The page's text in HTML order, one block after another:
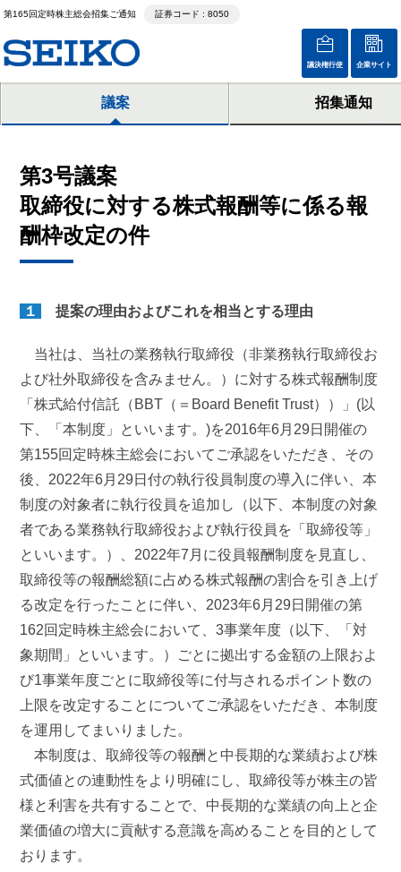
第165回定時株主総会招集ご通知 証券コード : 8050
議決権行使 企業サイト
議案 招集通知
第3号議案
取締役に対する株式報酬等に係る報
酬枠改定の件
１ 提案の理由およびこれを相当とする理由
当社は、当社の業務執行取締役（非業務執行取締役お
よび社外取締役を含みません。）に対する株式報酬制度
「株式給付信託（BBT（＝Board Benefit Trust））」(以
下、「本制度」といいます。)を2016年6月29日開催の
第155回定時株主総会においてご承認をいただき、その
後、2022年6月29日付の執行役員制度の導入に伴い、本
制度の対象者に執行役員を追加し（以下、本制度の対象
者である業務執行取締役および執行役員を「取締役等」
といいます。）、2022年7月に役員報酬制度を見直し、
取締役等の報酬総額に占める株式報酬の割合を引き上げ
る改定を行ったことに伴い、2023年6月29日開催の第
162回定時株主総会において、3事業年度（以下、「対
象期間」といいます。）ごとに拠出する金額の上限およ
び1事業年度ごとに取締役等に付与されるポイント数の
上限を改定することについてご承認をいただき、本制度
を運用してまいりました。
本制度は、取締役等の報酬と中長期的な業績および株
式価値との連動性をより明確にし、取締役等が株主の皆
様と利害を共有することで、中長期的な業績の向上と企
業価値の増大に貢献する意識を高めることを目的として
おります。